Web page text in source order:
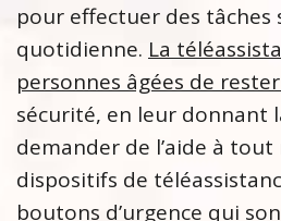
pour effectuer des tâches
quotidienne. La
personnes âgées de
sécurité, en leur donnant
demander de l’aide à tout
dispositifs de
boutons d’urgence qui